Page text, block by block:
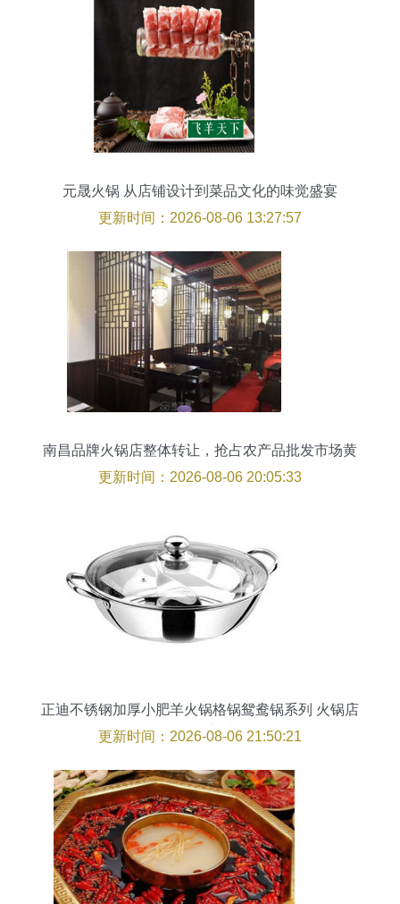
元晟火锅 从店铺设计到菜品文化的味觉盛宴
更新时间：2026-08-06 13:27:57
南昌品牌火锅店整体转让，抢占农产品批发市场黄
金口岸
更新时间：2026-08-06 20:05:33
正迪不锈钢加厚小肥羊火锅格锅鸳鸯锅系列 火锅店
的品质之选
更新时间：2026-08-06 21:50:21